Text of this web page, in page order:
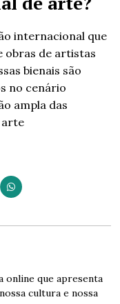
internacional que
obras de artistas
bienais são
no cenário
ampla das
arte
online que apresenta
cultura e nossa